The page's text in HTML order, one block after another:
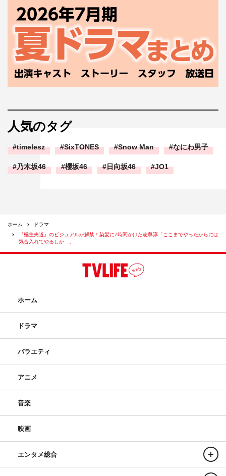
で、そこで感じた自分の思いを大切に演じたいです。色々
な方に玉木さんのことを聞いたら、優しくて素敵な方だと
皆さん口をそろえておっしゃっていましたし、安心して胸
に飛び込んでいきたいです。川口さんは芯が真っすぐな方
だと、テレビなどを見て勝手な印象を抱いていて。美久の
ふわっとした部分をどう表現していくのか、楽しみにして
志尊淳
番組情報
人気のタグ
timelesz SixTONES Snow Man なにわ男子
乃木坂46 櫻坂46 日向坂46 JO1
ホーム
ドラマ
『極主夫道』のビジュアルが解禁！染髪に7時間かけた志尊淳「ここまでやったからには
気合入れてやるしか…」
ホーム
ドラマ
バラエティ
アニメ
音楽
映画
エンタメ総合